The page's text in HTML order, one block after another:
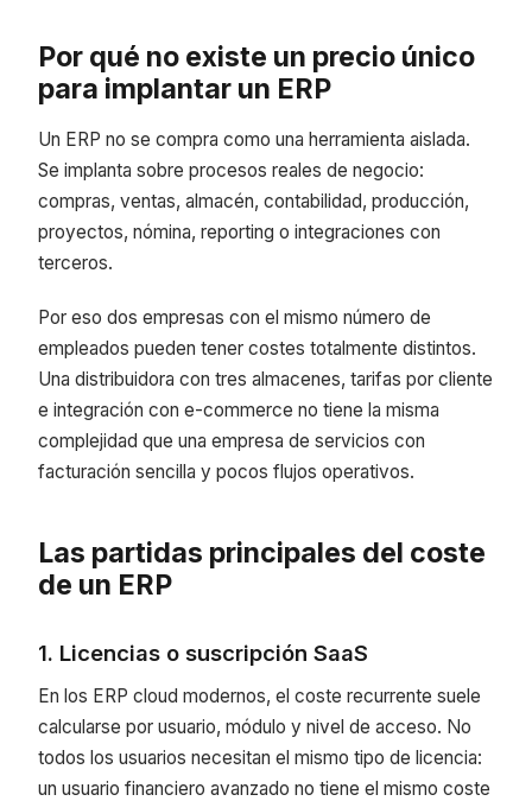
Por qué no existe un precio único
para implantar un ERP
Un ERP no se compra como una herramienta aislada.
Se implanta sobre procesos reales de negocio:
compras, ventas, almacén, contabilidad, producción,
proyectos, nómina, reporting o integraciones con
terceros.
Por eso dos empresas con el mismo número de
empleados pueden tener costes totalmente distintos.
Una distribuidora con tres almacenes, tarifas por cliente
e integración con e-commerce no tiene la misma
complejidad que una empresa de servicios con
facturación sencilla y pocos flujos operativos.
Las partidas principales del coste
de un ERP
1. Licencias o suscripción SaaS
En los ERP cloud modernos, el coste recurrente suele
calcularse por usuario, módulo y nivel de acceso. No
todos los usuarios necesitan el mismo tipo de licencia:
un usuario financiero avanzado no tiene el mismo coste